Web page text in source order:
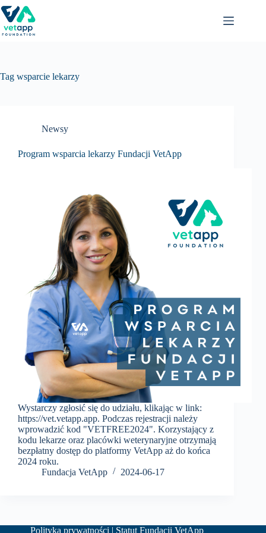
Przejdź
do
treści
Tag wsparcie lekarzy
Newsy
Program wsparcia lekarzy Fundacji VetApp
Wystarczy zgłosić się do udziału, klikając w link:
https://vet.vetapp.app. Podczas rejestracji należy
wprowadzić kod "VETFREE2024". Korzystający z
kodu lekarze oraz placówki weterynaryjne otrzymają
bezpłatny dostęp do platformy VetApp aż do końca
2024 roku.
Fundacja VetApp
2024-06-17
Polityka prywatności | Statut Fundacji VetApp